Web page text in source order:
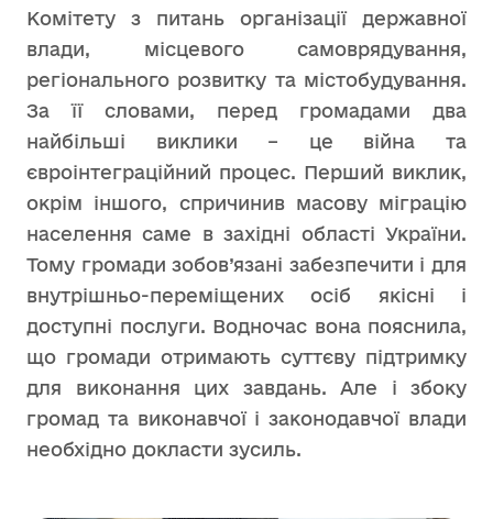
Комітету з питань організації державної
влади, місцевого самоврядування,
регіонального розвитку та містобудування.
За її словами, перед громадами два
найбільші виклики – це війна та
євроінтеграційний процес. Перший виклик,
окрім іншого, спричинив масову міграцію
населення саме в західні області України.
Тому громади зобов’язані забезпечити і для
внутрішньо-переміщених осіб якісні і
доступні послуги. Водночас вона пояснила,
що громади отримають суттєву підтримку
для виконання цих завдань. Але і збоку
громад та виконавчої і законодавчої влади
необхідно докласти зусиль.